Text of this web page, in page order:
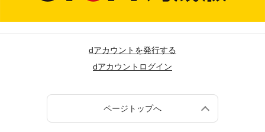
dアカウントを発行する
dアカウントログイン
ページトップへ